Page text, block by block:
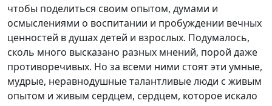
чтобы поделиться своим опытом, думами и
осмыслениями о воспитании и пробуждении вечных
ценностей в душах детей и взрослых. Подумалось,
сколь много высказано разных мнений, порой даже
противоречивых. Но за всеми ними стоят эти умные,
мудрые, неравнодушные талантливые люди с живым
опытом и живым сердцем, сердцем, которое искало